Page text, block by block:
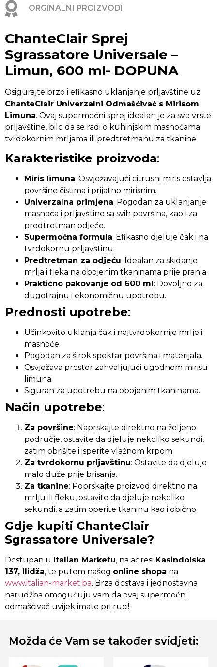
ORGINALNI PROIZVODI
ChanteClair Sprej
Sgrassatore Universale –
Limun, 600 ml- DOPUNA
Osigurajte brzo i efikasno uklanjanje prljavštine uz
ChanteClair Univerzalni Odmašćivač s Mirisom
Limuna. Ovaj supermoćni sprej idealan je za sve vrste
prljavštine, bilo da se radi o kuhinjskim masnoćama,
tvrdokornim mrljama ili predtretmanu za tkanine.
Karakteristike proizvoda:
Miris limuna: Osvježavajući citrusni miris ostavlja
površine čistima i prijatno mirisnim.
Univerzalna primjena: Pogodan za uklanjanje
masnoća i prljavštine sa svih površina, kao i za
predtretman odjeće.
Supermoćna formula: Efikasno djeluje čak i na
tvrdokornu prljavštinu.
Predtretman za odjeću: Idealan za skidanje
mrlja i fleka na obojenim tkaninama prije pranja.
Praktično pakovanje od 600 ml : Dovoljno za
dugotrajnu i ekonomičnu upotrebu.
Prednosti upotrebe:
Učinkovito uklanja čak i najtvrdokornije mrlje i
masnoće.
Pogodan za širok spektar površina i materijala.
Osvježava prostor zahvaljujući ugodnom mirisu
limuna.
Siguran za upotrebu na obojenim tkaninama.
Način upotrebe:
Za površine: Naprskajte direktno na željeno
područje, ostavite da djeluje nekoliko sekundi,
zatim obrišite i isperite vlažnom krpom.
Za tvrdokornu prljavštinu: Ostavite da djeluje
malo duže prije brisanja.
Za tkanine: Poprskajte proizvod direktno na
mrlju ili fleku, ostavite da djeluje nekoliko
sekundi, a zatim operite tkaninu kao i obično.
Gdje kupiti ChanteClair
Sgrassatore Universale?
Dostupan u Italian Marketu, na adresi Kasindolska
137, Ilidža, te putem našeg online shopa na
www.italian-market.ba. Brza dostava i jednostavna
narudžba omogućuju vam da ovaj supermoćni
odmašćivač uvijek imate pri ruci!
Možda će Vam se također svidjeti: